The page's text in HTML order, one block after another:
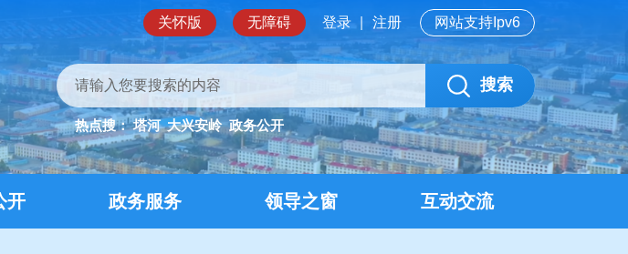
关怀版 无障碍 网站支持Ipv6
登录 注册
搜索
热点搜： 塔河 大兴安岭 政务公开
开 政务服务 领导之窗 互动交流